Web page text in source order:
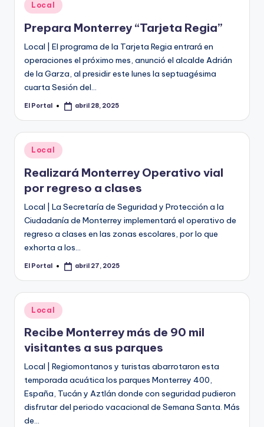
n
t
e
rr
e
y
Publicado
en
Local
Prepara Monterrey “Tarjeta Regia”
Local | El programa de la Tarjeta Regia entrará en
operaciones el próximo mes, anunció el alcalde Adrián
de la Garza, al presidir este lunes la septuagésima
cuarta Sesión del…
Publicado
El Portal abril 28, 2025
Publicado
en
Local
Realizará Monterrey Operativo vial
por regreso a clases
Local | La Secretaría de Seguridad y Protección a la
Ciudadanía de Monterrey implementará el operativo de
regreso a clases en las zonas escolares, por lo que
exhorta a los…
Publicado
El Portal abril 27, 2025
Publicado
en
Local
Recibe Monterrey más de 90 mil
visitantes a sus parques
Local | Regiomontanos y turistas abarrotaron esta
temporada acuática los parques Monterrey 400,
España, Tucán y Aztlán donde con seguridad pudieron
disfrutar del periodo vacacional de Semana Santa. Más
de…